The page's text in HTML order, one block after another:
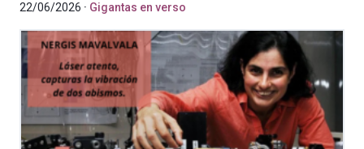
22/06/2026 Gigantas en verso